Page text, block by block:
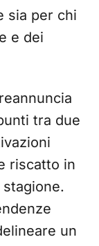
sia per chi
e dei
tra due
riscatto in
un